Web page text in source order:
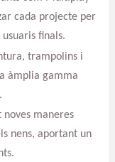
cada projecte per
finals.
trampolins i
àmplia gamma
noves maneres
nens, aportant un